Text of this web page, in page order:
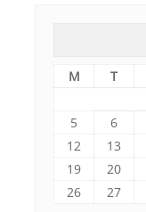
M T
5
6
12
13
19
20
26
27